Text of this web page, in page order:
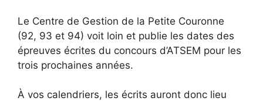
Le Centre de Gestion de la Petite Couronne
(92, 93 et 94) voit loin et publie les dates des
épreuves écrites du concours d’ATSEM pour les
trois prochaines années.
À vos calendriers, les écrits auront donc lieu